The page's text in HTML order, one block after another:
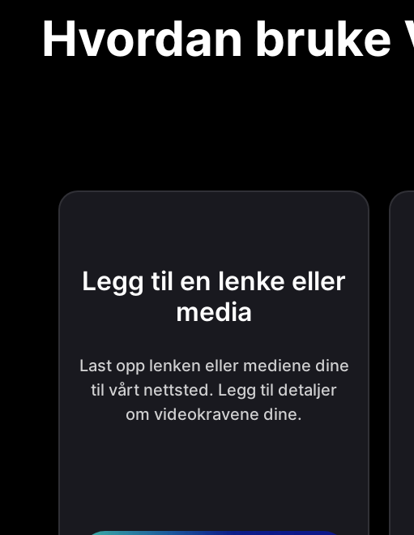
Hvordan bruke
Legg til en lenke eller
media
Last opp lenken eller mediene dine
til vårt nettsted. Legg til detaljer
om videokravene dine.